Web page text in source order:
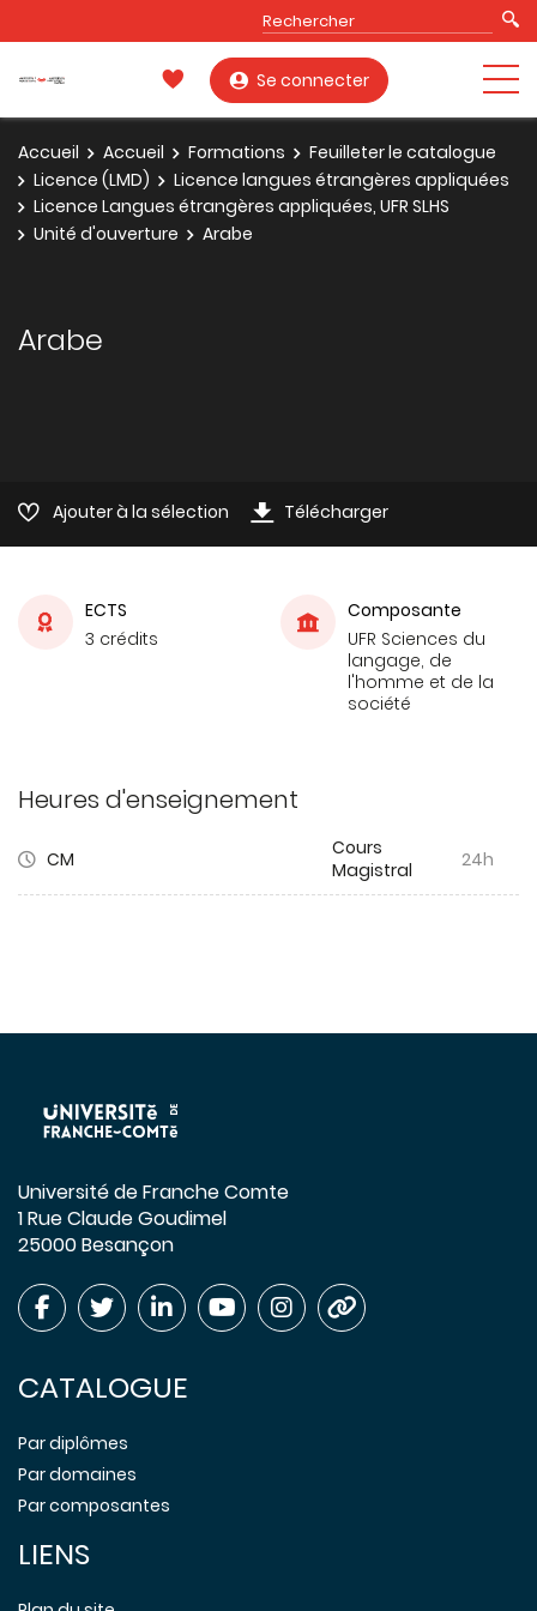
Se connecter
Accueil Accueil Formations
Feuilleter le catalogue
Licence (LMD)
Licence langues étrangères appliquées
Licence Langues étrangères appliquées, UFR SLHS
Unité d'ouverture
Arabe
Arabe
Ajouter à la sélection Télécharger
ECTS
3 crédits
Composante
UFR Sciences du
langage, de
l'homme et de la
société
Heures d'enseignement
CM
Cours
Magistral
24h
Université de Franche Comte
1 Rue Claude Goudimel
25000 Besançon
CATALOGUE
Par diplômes
Par domaines
Par composantes
LIENS